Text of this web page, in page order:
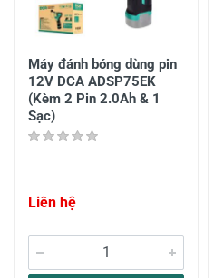
Máy đánh bóng dùng pin
12V DCA ADSP75EK
(Kèm 2 Pin 2.0Ah & 1
Sạc)
Liên hệ